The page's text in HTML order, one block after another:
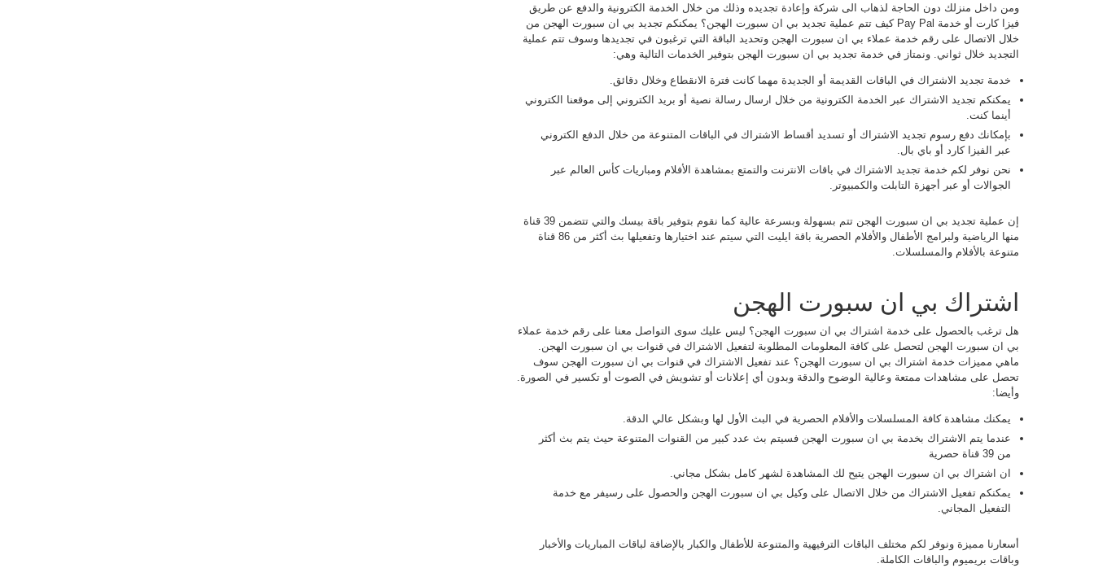
ومن داخل منزلك دون الحاجة لذهاب الى شركة وإعادة تجديده وذلك من خلال الخدمة الكترونية والدفع عن طريق
فيزا كارت أو خدمة Pay Pal كيف تتم عملية تجديد بي ان سبورت الهجن؟ يمكنكم تجديد بي ان سبورت الهجن من
خلال الاتصال على رقم خدمة عملاء بي ان سبورت الهجن وتحديد الباقة التي ترغبون في تجديدها وسوف تتم عملية
التجديد خلال ثواني. ونمتاز في خدمة تجديد بي ان سبورت الهجن بتوفير الخدمات التالية وهي:
خدمة تجديد الاشتراك في الباقات القديمة أو الجديدة مهما كانت فترة الانقطاع وخلال دقائق.
يمكنكم تجديد الاشتراك عبر الخدمة الكترونية من خلال ارسال رسالة نصية أو بريد الكتروني إلى موقعنا الكتروني
أينما كنت.
بإمكانك دفع رسوم تجديد الاشتراك أو تسديد أقساط الاشتراك في الباقات المتنوعة من خلال الدفع الكتروني
عبر الفيزا كارد أو باي بال.
نحن نوفر لكم خدمة تجديد الاشتراك في باقات الانترنت والتمتع بمشاهدة الأفلام ومباريات كأس العالم عبر
الجوالات أو عبر أجهزة التابلت والكمبيوتر.
إن عملية تجديد بي ان سبورت الهجن تتم بسهولة وبسرعة عالية كما نقوم بتوفير باقة بيسك والتي تتضمن 39 قناة
منها الرياضية ولبرامج الأطفال والأفلام الحصرية باقة ايليت التي سيتم عند اختيارها وتفعيلها بث أكثر من 86 قناة
متنوعة بالأفلام والمسلسلات.
اشتراك بي ان سبورت الهجن
هل ترغب بالحصول على خدمة اشتراك بي ان سبورت الهجن؟ ليس عليك سوى التواصل معنا على رقم خدمة عملاء
بي ان سبورت الهجن لتحصل على كافة المعلومات المطلوبة لتفعيل الاشتراك في قنوات بي ان سبورت الهجن.
ماهي مميزات خدمة اشتراك بي ان سبورت الهجن؟ عند تفعيل الاشتراك في قنوات بي ان سبورت الهجن سوف
تحصل على مشاهدات ممتعة وعالية الوضوح والدقة وبدون أي إعلانات أو تشويش في الصوت أو تكسير في الصورة.
وأيضا:
يمكنك مشاهدة كافة المسلسلات والأفلام الحصرية في البث الأول لها وبشكل عالي الدقة.
عندما يتم الاشتراك بخدمة بي ان سبورت الهجن فسيتم بث عدد كبير من القنوات المتنوعة حيث يتم بث أكثر
من 39 قناة حصرية
ان اشتراك بي ان سبورت الهجن يتيح لك المشاهدة لشهر كامل بشكل مجاني.
يمكنكم تفعيل الاشتراك من خلال الاتصال على وكيل بي ان سبورت الهجن والحصول على رسيفر مع خدمة
التفعيل المجاني.
أسعارنا مميزة ونوفر لكم مختلف الباقات الترفيهية والمتنوعة للأطفال والكبار بالإضافة لباقات المباريات والأخبار
وباقات بريميوم والباقات الكاملة.